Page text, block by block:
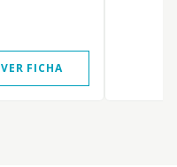
VER FICHA